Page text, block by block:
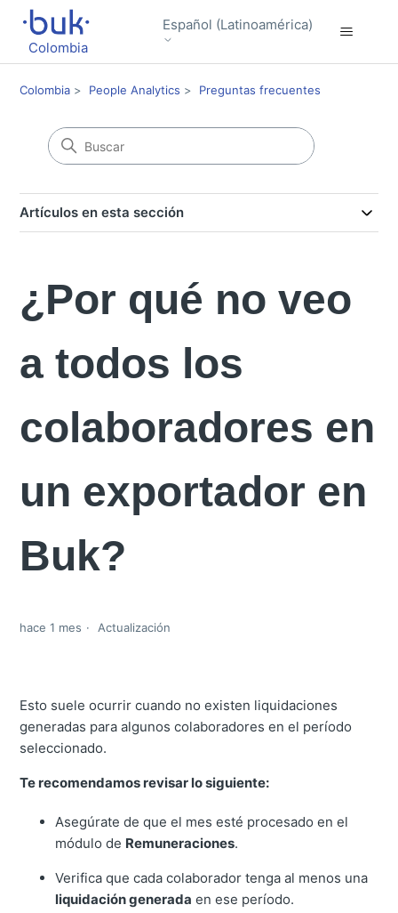
Colombia
Español (Latinoamérica)
Colombia People Analytics Preguntas frecuentes
Artículos en esta sección
¿Por qué no veo
a todos los
colaboradores en
un exportador en
Buk?
hace 1 mes Actualización
Esto suele ocurrir cuando no existen liquidaciones
generadas para algunos colaboradores en el período
seleccionado.
Te recomendamos revisar lo siguiente:
Asegúrate de que el mes esté procesado en el
módulo de Remuneraciones.
Verifica que cada colaborador tenga al menos una
liquidación generada en ese período.